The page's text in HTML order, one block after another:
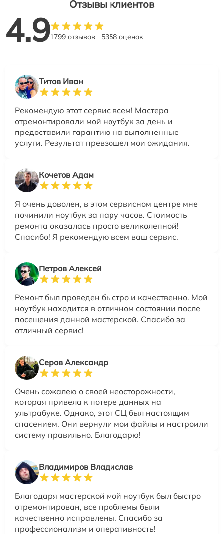
Отзывы клиентов
4.91799 отзывов 5358 оценок
Титов Иван
Рекомендую этот сервис всем! Мастера
отремонтировали мой ноутбук за день и
предоставили гарантию на выполненные
услуги. Результат превзошел мои ожидания.
Кочетов Адам
Я очень доволен, в этом сервисном центре мне
починили ноутбук за пару часов. Стоимость
ремонта оказалась просто великолепной!
Спасибо! Я рекомендую всем ваш сервис.
Петров Алексей
Ремонт был проведен быстро и качественно. Мой
ноутбук находится в отличном состоянии после
посещения данной мастерской. Спасибо за
отличный сервис!
Серов Александр
Очень сожалею о своей неосторожности,
которая привела к потере данных на
ультрабуке. Однако, этот СЦ был настоящим
спасением. Они вернули мои файлы и настроили
систему правильно. Благодарю!
Владимиров Владислав
Благодаря мастерской мой ноутбук был быстро
отремонтирован, все проблемы были
качественно исправлены. Спасибо за
профессионализм и оперативность!